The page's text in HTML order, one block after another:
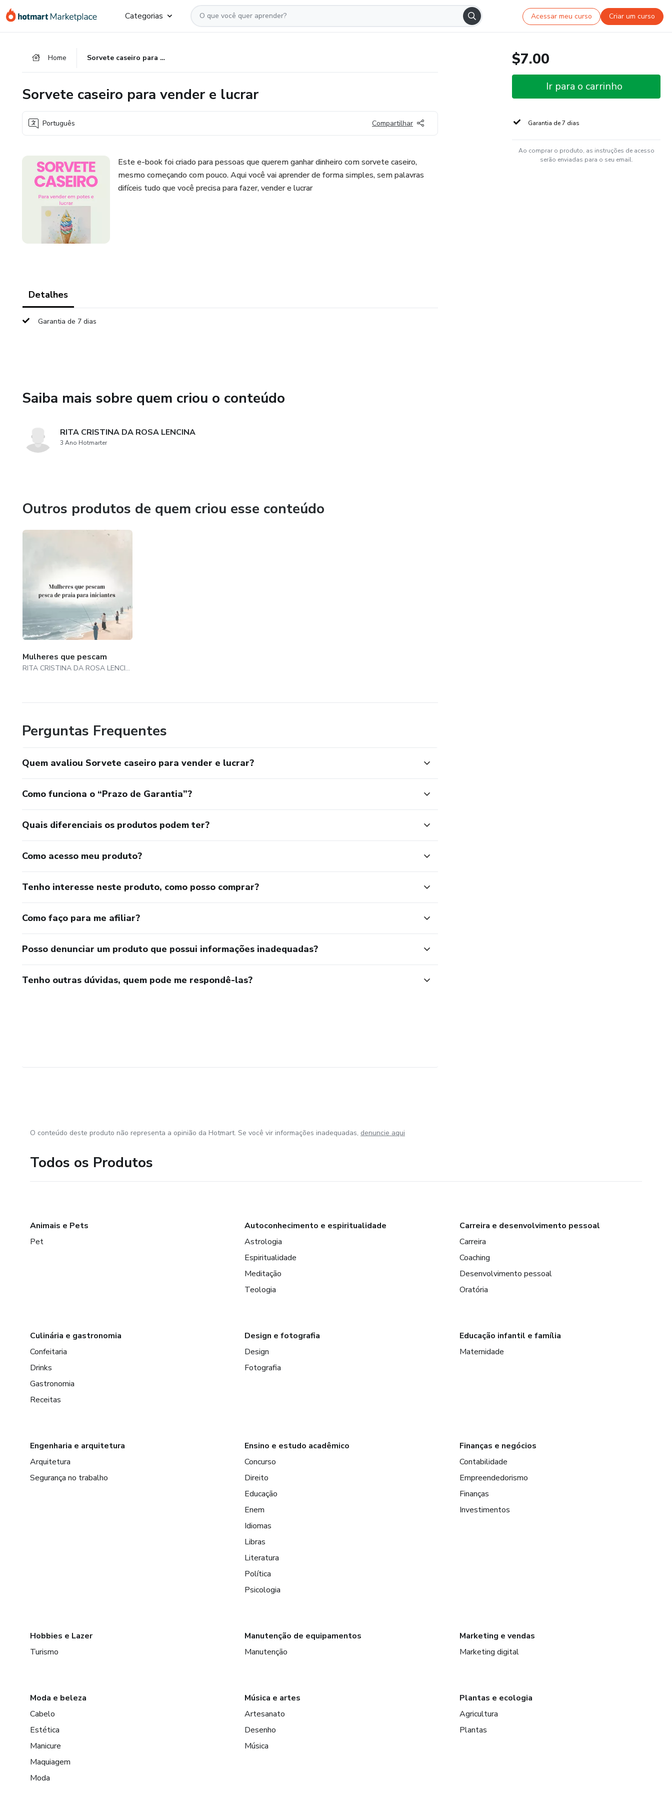
para
para
para
Categorias Acessar meu curso Criar um curso
Home Sorvete caseiro para vender e lucrar
Sorvete caseiro para vender e lucrar
Português Compartilhar
Este e-book foi criado para pessoas que querem ganhar dinheiro com sorvete caseiro,
mesmo começando com pouco. Aqui você vai aprender de forma simples, sem palavras
difíceis tudo que você precisa para fazer, vender e lucrar
Detalhes
Garantia de 7 dias
Saiba mais sobre quem criou o conteúdo
RITA CRISTINA DA ROSA LENCINA
3 Ano Hotmarter
Outros produtos de quem criou esse conteúdo
Mulheres que pescam
RITA CRISTINA DA ROSA LENCINA
Perguntas Frequentes
Quem avaliou Sorvete caseiro para vender e lucrar?
Como funciona o “Prazo de Garantia”?
Quais diferenciais os produtos podem ter?
Como acesso meu produto?
Tenho interesse neste produto, como posso comprar?
Como faço para me afiliar?
Posso denunciar um produto que possui informações inadequadas?
Tenho outras dúvidas, quem pode me respondê-las?
$7.00
Ir para o carrinho
Garantia de 7 dias
Ao comprar o produto, as instruções de acesso
serão enviadas para o seu email.
O conteúdo deste produto não representa a opinião da Hotmart. Se você vir informações inadequadas, denuncie aqui
Todos os Produtos
Animais e Pets
Pet
Autoconhecimento e espiritualidade
Astrologia
Espiritualidade
Meditação
Teologia
Carreira e desenvolvimento pessoal
Carreira
Coaching
Desenvolvimento pessoal
Oratória
Culinária e gastronomia
Confeitaria
Drinks
Gastronomia
Receitas
Design e fotografia
Design
Fotografia
Educação infantil e família
Maternidade
Engenharia e arquitetura
Arquitetura
Segurança no trabalho
Ensino e estudo acadêmico
Concurso
Direito
Educação
Enem
Idiomas
Libras
Literatura
Política
Psicologia
Finanças e negócios
Contabilidade
Empreendedorismo
Finanças
Investimentos
Hobbies e Lazer
Turismo
Manutenção de equipamentos
Manutenção
Marketing e vendas
Marketing digital
Moda e beleza
Cabelo
Estética
Manicure
Maquiagem
Moda
Música e artes
Artesanato
Desenho
Música
Plantas e ecologia
Agricultura
Plantas